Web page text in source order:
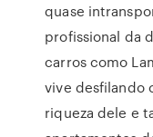
quase
profissional da
carros como
vive desfilando
riqueza dele e